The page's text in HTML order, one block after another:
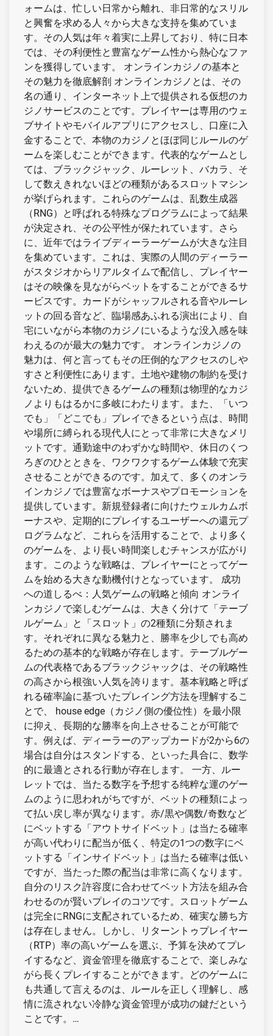
ォームは、忙しい日常から離れ、非日常的なスリル
と興奮を求める人々から大きな支持を集めていま
す。その人気は年々着実に上昇しており、特に日本
では、その利便性と豊富なゲーム性から熱心なファ
ンを獲得しています。 オンラインカジノの基本と
その魅力を徹底解剖 オンラインカジノとは、その
名の通り、インターネット上で提供される仮想のカ
ジノサービスのことです。プレイヤーは専用のウェ
ブサイトやモバイルアプリにアクセスし、口座に入
金することで、本物のカジノとほぼ同じルールのゲ
ームを楽しむことができます。代表的なゲームとし
ては、ブラックジャック、ルーレット、バカラ、そ
して数えきれないほどの種類があるスロットマシン
が挙げられます。これらのゲームは、乱数生成器
（RNG）と呼ばれる特殊なプログラムによって結果
が決定され、その公平性が保たれています。さら
に、近年ではライブディーラーゲームが大きな注目
を集めています。これは、実際の人間のディーラー
がスタジオからリアルタイムで配信し、プレイヤー
はその映像を見ながらベットをすることができるサ
ービスです。カードがシャッフルされる音やルーレ
ットの回る音など、臨場感あふれる演出により、自
宅にいながら本物のカジノにいるような没入感を味
わえるのが最大の魅力です。 オンラインカジノの
魅力は、何と言ってもその圧倒的なアクセスのしや
すさと利便性にあります。土地や建物の制約を受け
ないため、提供できるゲームの種類は物理的なカジ
ノよりもはるかに多岐にわたります。また、「いつ
でも」「どこでも」プレイできるという点は、時間
や場所に縛られる現代人にとって非常に大きなメリ
ットです。通勤途中のわずかな時間や、休日のくつ
ろぎのひとときを、ワクワクするゲーム体験で充実
させることができるのです。加えて、多くのオンラ
インカジノでは豊富なボーナスやプロモーションを
提供しています。新規登録者に向けたウェルカムボ
ーナスや、定期的にプレイするユーザーへの還元プ
ログラムなど、これらを活用することで、より多く
のゲームを、より長い時間楽しむチャンスが広がり
ます。このような戦略は、プレイヤーにとってゲー
ムを始める大きな動機付けとなっています。 成功
への道しるべ：人気ゲームの戦略と傾向 オンライ
ンカジノで楽しむゲームは、大きく分けて「テーブ
ルゲーム」と「スロット」の2種類に分類されま
す。それぞれに異なる魅力と、勝率を少しでも高め
るための基本的な戦略が存在します。テーブルゲー
ムの代表格であるブラックジャックは、その戦略性
の高さから根強い人気を誇ります。基本戦略と呼ば
れる確率論に基づいたプレイング方法を理解するこ
とで、 house edge（カジノ側の優位性）を最小限
に抑え、長期的な勝率を向上させることが可能で
す。例えば、ディーラーのアップカードが2から6の
場合は自分はスタンドする、といった具合に、数学
的に最適とされる行動が存在します。 一方、ルー
レットでは、当たる数字を予想する纯粹な運のゲー
ムのように思われがちですが、ベットの種類によっ
て払い戻し率が異なります。赤/黒や偶数/奇数など
にベットする「アウトサイドベット」は当たる確率
が高い代わりに配当が低く、特定の1つの数字にベ
ットする「インサイドベット」は当たる確率は低い
ですが、当たった際の配当は非常に高くなります。
自分のリスク許容度に合わせてベット方法を組み合
わせるのが賢いプレイのコツです。スロットゲーム
は完全にRNGに支配されているため、確実な勝ち方
は存在しません。しかし、リターントゥプレイヤー
（RTP）率の高いゲームを選ぶ、予算を決めてプレ
イするなど、資金管理を徹底することで、楽しみな
がら長くプレイすることができます。どのゲームに
も共通して言えるのは、ルールを正しく理解し、感
情に流されない冷静な資金管理が成功の鍵だという
ことです。…